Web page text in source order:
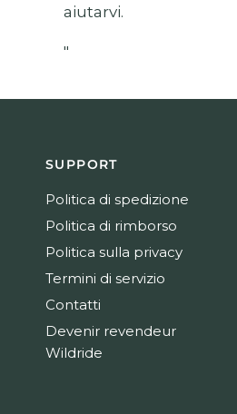
aiutarvi.
"
SUPPORT
Politica di spedizione
Politica di rimborso
Politica sulla privacy
Termini di servizio
Contatti
Devenir revendeur
Wildride